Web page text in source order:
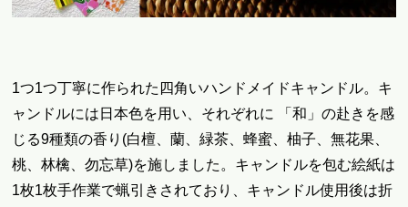
1つ1つ丁寧に作られた 四角いハンドメイドキャンドル。キ
ャンドルには 日本色を用い、それぞれに 「和」の赴きを感
じる9種類の香り(白檀、蘭、緑茶、蜂蜜、柚子、無花果、
桃、林檎、勿忘草)を施しました。キャンドルを包む絵紙は
1枚1枚手作業で蝋引きされており、キャンドル使用後は折